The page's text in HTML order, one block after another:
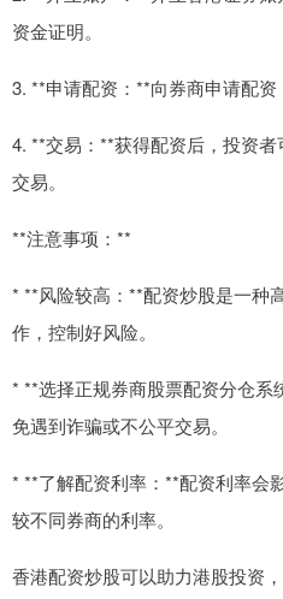
资金证明。
3. **申请配资：**向券商申请配资
4. **交易：**获得配资后，投资
交易。
**注意事项：**
* **风险较高：**配资炒股是一种
作，控制好风险。
* **选择正规券商股票配资分仓系
免遇到诈骗或不公平交易。
* **了解配资利率：**配资利率会
较不同券商的利率。
香港配资炒股可以助力港股投资